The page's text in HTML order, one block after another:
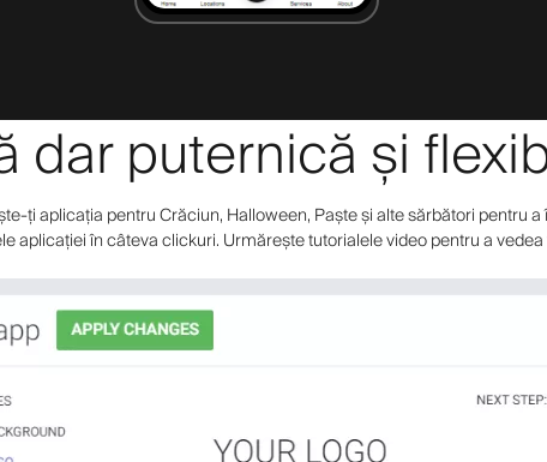
dar puternică și
ți aplicația pentru Crăciun, Halloween, Paște și alte sărbători pentru
aplicației în câteva clickuri. Urmărește tutorialele video pentru a